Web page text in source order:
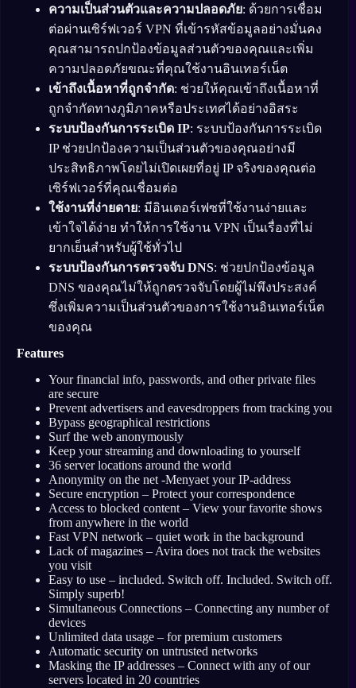
ความเป็นส่วนตัวและความปลอดภัย: ด้วยการเชื่อม
ต่อผ่านเซิร์ฟเวอร์ VPN ที่เข้ารหัสข้อมูลอย่างมั่นคง
คุณสามารถปกป้องข้อมูลส่วนตัวของคุณและเพิ่ม
ความปลอดภัยขณะที่คุณใช้งานอินเทอร์เน็ต
เข้าถึงเนื้อหาที่ถูกจำกัด: ช่วยให้คุณเข้าถึงเนื้อหาที่
ถูกจำกัดทางภูมิภาคหรือประเทศได้อย่างอิสระ
ระบบป้องกันการระเบิด IP: ระบบป้องกันการระเบิด
IP ช่วยปกป้องความเป็นส่วนตัวของคุณอย่างมี
ประสิทธิภาพโดยไม่เปิดเผยที่อยู่ IP จริงของคุณต่อ
เซิร์ฟเวอร์ที่คุณเชื่อมต่อ
ใช้งานที่ง่ายดาย: มีอินเตอร์เฟซที่ใช้งานง่ายและ
เข้าใจได้ง่าย ทำให้การใช้งาน VPN เป็นเรื่องที่ไม่
ยากเย็นสำหรับผู้ใช้ทั่วไป
ระบบป้องกันการตรวจจับ DNS: ช่วยปกป้องข้อมูล
DNS ของคุณไม่ให้ถูกตรวจจับโดยผู้ไม่พึงประสงค์
ซึ่งเพิ่มความเป็นส่วนตัวของการใช้งานอินเทอร์เน็ต
ของคุณ
Features
Your financial info, passwords, and other private files
are secure
Prevent advertisers and eavesdroppers from tracking you
Bypass geographical restrictions
Surf the web anonymously
Keep your streaming and downloading to yourself
36 server locations around the world
Anonymity on the net -Menyaet your IP-address
Secure encryption – Protect your correspondence
Access to blocked content – View your favorite shows
from anywhere in the world
Fast VPN network – quiet work in the background
Lack of magazines – Avira does not track the websites
you visit
Easy to use – included. Switch off. Included. Switch off.
Simply superb!
Simultaneous Connections – Connecting any number of
devices
Unlimited data usage – for premium customers
Automatic security on untrusted networks
Masking the IP addresses – Connect with any of our
servers located in 20 countries